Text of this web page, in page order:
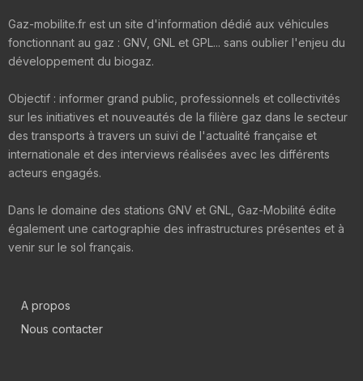
Gaz-mobilite.fr est un site d'information dédié aux véhicules
fonctionnant au gaz : GNV, GNL et GPL... sans oublier l'enjeu du
développement du biogaz.
Objectif : informer grand public, professionnels et collectivités
sur les initiatives et nouveautés de la filière gaz dans le secteur
des transports à travers un suivi de l'actualité française et
internationale et des interviews réalisées avec les différents
acteurs engagés.
Dans le domaine des stations GNV et GNL, Gaz-Mobilité édite
également une cartographie des infrastructures présentes et à
venir sur le sol français.
A propos
Nous contacter